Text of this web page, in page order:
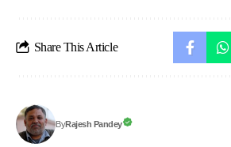
Share This Article
ByRajesh Pandey